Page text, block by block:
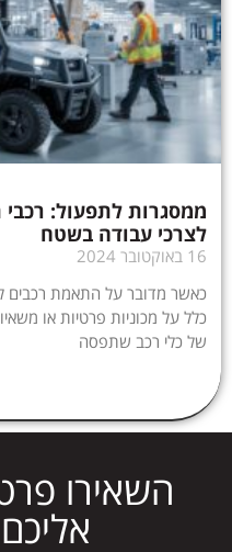
ממסגרות לתפעול:
לצרכי עבודה בשטח
16 באוקטובר 2024
כאשר מדובר על התאמת רכבים
כלל על מכוניות פרטיות או
של כלי רכב שתפסה
השאירו